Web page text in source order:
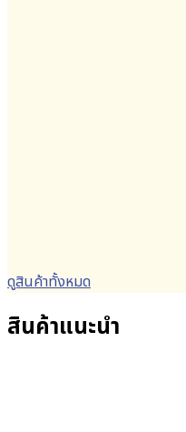
ดูสินค้าทั้งหมด
สินค้าแนะนำ